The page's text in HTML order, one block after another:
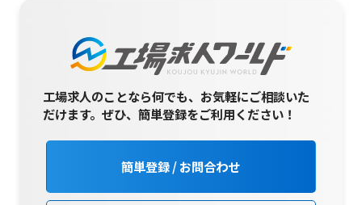
工場求人のことなら何でも、お気軽にご相談いた
だけます。ぜひ、簡単登録をご利用ください！
簡単登録 / お問合わせ